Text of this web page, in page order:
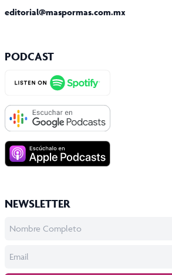
editorial@maspormas.com.mx
PODCAST
NEWSLETTER